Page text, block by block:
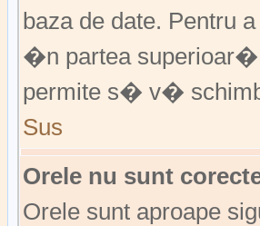
baza de date.
�n partea superioar�
permite s� v�
Sus
Orele nu sunt
Orele sunt aproape